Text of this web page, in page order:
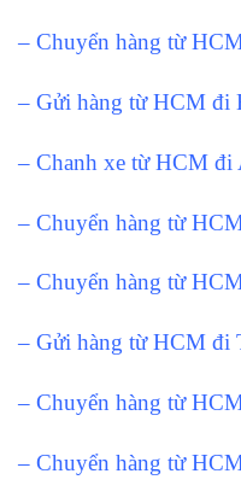
– Chuyển hàng từ
– Gửi hàng từ HCM đi
– Chanh xe từ HCM đi
– Chuyển hàng từ
– Chuyển hàng từ
– Gửi hàng từ HCM đi
– Chuyển hàng từ
– Chuyển hàng từ